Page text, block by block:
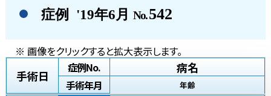
症例 '19年6月 No.542
※ 画像をクリックすると拡大表示します。
手術日
症例No.
手術年月
病名
年齢